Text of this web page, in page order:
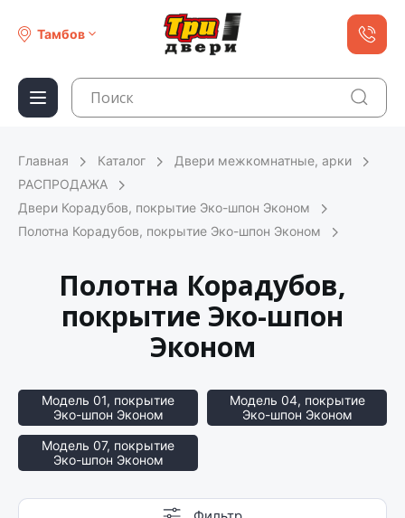
Тамбов
Главная Каталог
Двери межкомнатные, арки
РАСПРОДАЖА
Двери Корадубов, покрытие Эко-шпон Эконом
Полотна Корадубов, покрытие Эко-шпон Эконом
Полотна Корадубов,
покрытие Эко-шпон
Эконом
Модель 01, покрытие
Эко-шпон Эконом
Модель 04, покрытие
Эко-шпон Эконом
Модель 07, покрытие
Эко-шпон Эконом